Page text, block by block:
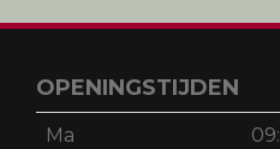
OPENINGSTIJDEN
Ma